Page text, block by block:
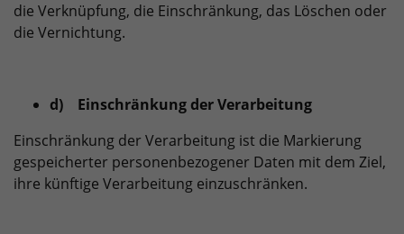
die Verknüpfung, die Einschränkung, das Löschen oder
die Vernichtung.
d) Einschränkung der Verarbeitung
Einschränkung der Verarbeitung ist die Markierung
gespeicherter personenbezogener Daten mit dem Ziel,
ihre künftige Verarbeitung einzuschränken.